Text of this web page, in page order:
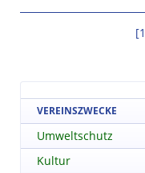
[1
VEREINSZWECKE
Umweltschutz
Kultur